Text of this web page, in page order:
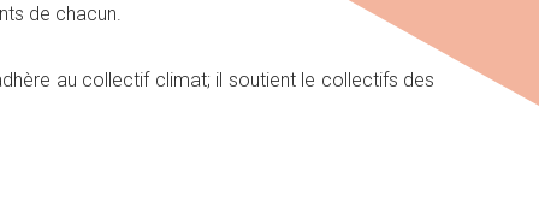
de chacun.
au collectif climat; il soutient le collectifs des